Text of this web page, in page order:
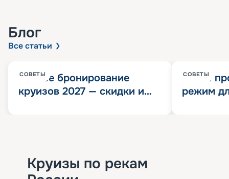
Блог
Все статьи
СОВЕТЫ
Раннее бронирование
круизов 2027 — скидки и
СОВЕТЫ
Китай
режим
Круизы по рекам